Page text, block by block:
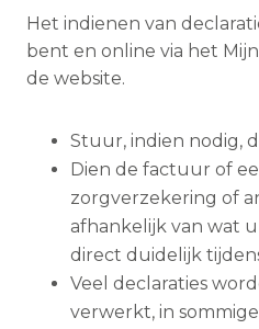
Het indienen van
bent en online via het
de website.
Stuur, indien nodig,
Dien de factuur of
zorgverzekering of
afhankelijk van wat
direct duidelijk
Veel declaraties
verwerkt, in